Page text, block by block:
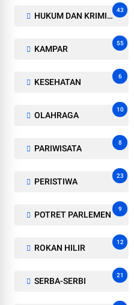
HUKUM DAN KRIMINAL
43
KAMPAR
55
KESEHATAN
6
OLAHRAGA
10
PARIWISATA
8
PERISTIWA
23
POTRET PARLEMEN
9
ROKAN HILIR
12
SERBA-SERBI
21